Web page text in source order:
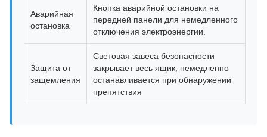
Аварийная
остановка
Кнопка аварийной остановки на
передней панели для немедленного
отключения электроэнергии.
Защита от
защемления
Световая завеса безопасности
закрывает весь ящик; немедленно
останавливается при обнаружении
препятствия